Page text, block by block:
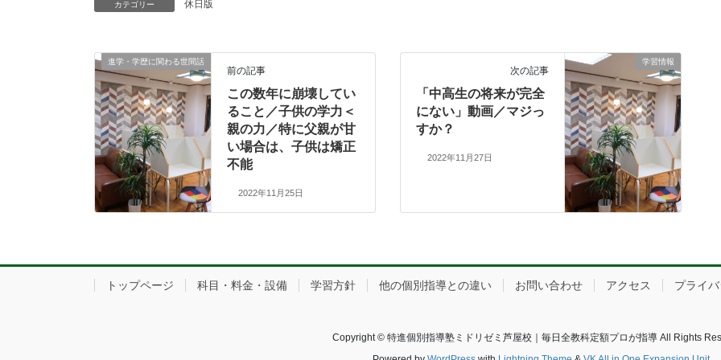
カテゴリー 休日版
進学・学歴に関わる世間話
前の記事
この数年に崩壊してい
ること／子供の学力＜
親の力／特に父親が甘
い場合は、子供は矯正
不能
2022年11月25日
学習情報
次の記事
「中高生の将来が完全
にない」動画／マジっ
すか？
2022年11月27日
トップページ 科目・料金・設備 学習方針 他の個別指導との違い お問い合わせ アクセス プライ
Copyright © 特進個別指導塾ミドリゼミ芦屋校｜毎日全教科定額プロが指導 All Rights